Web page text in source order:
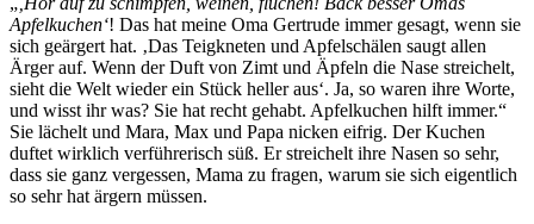
Apfelkuchen‘! Das hat meine Oma Gertrude immer gesagt, wenn sie
sich geärgert hat. ‚Das Teigkneten und Apfelschälen saugt allen
Ärger auf. Wenn der Duft von Zimt und Äpfeln die Nase streichelt,
sieht die Welt wieder ein Stück heller aus‘. Ja, so waren ihre Worte,
und wisst ihr was? Sie hat recht gehabt. Apfelkuchen hilft immer.“
Sie lächelt und Mara, Max und Papa nicken eifrig. Der Kuchen
duftet wirklich verführerisch süß. Er streichelt ihre Nasen so sehr,
dass sie ganz vergessen, Mama zu fragen, warum sie sich eigentlich
so sehr hat ärgern müssen.